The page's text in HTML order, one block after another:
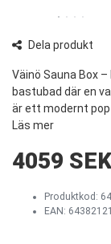
Dela produkt
Väinö Sauna Box
bastubad där en
är ett modernt pop
Läs mer
4059 SEK
Produktkod:
EAN: